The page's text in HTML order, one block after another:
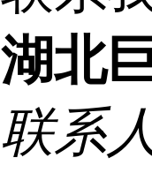
湖北
联系人